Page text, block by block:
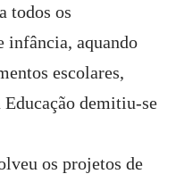
todos os
infância, aquando
escolares,
demitiu-se
os projetos de